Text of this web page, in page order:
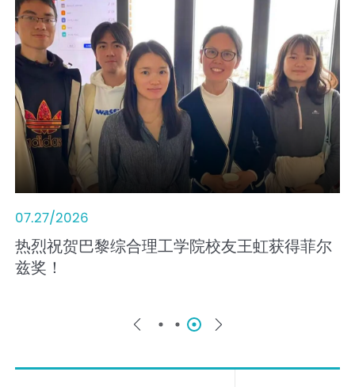
07.29/2026
中方院长陈彩莲陪同校领导会见法国格勒诺布
尔—阿尔卑斯大学校长一行
07.27/2026
热烈祝贺巴黎综合理工学院校友王虹获得菲尔
兹奖！
07.30/2026
分流通知｜上海交大2026年工科试验班类国际
化特色人才培养-巴黎卓越工程师学院分流选